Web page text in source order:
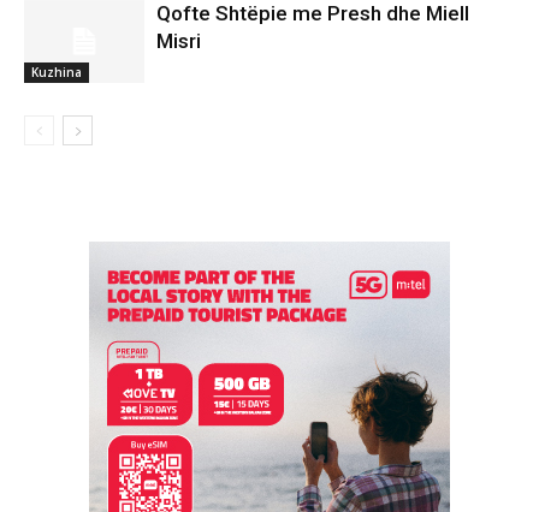
Kuzhina
Qofte Shtëpie me Presh dhe Miell
Misri